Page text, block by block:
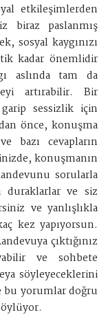
etkileşimlerden
biraz paslanmış
sosyal kaygınızı
kadar önemlidir
aslında tam da
artırabilir. Bir
sessizlik için
önce, konuşma
bazı cevapların
konuşmanın
sorularla
duraklarlar ve siz
ve yanlışlıkla
kez yapıyorsun.
çıktığınız
ve sohbete
söyleyeceklerini
bu yorumlar doğru